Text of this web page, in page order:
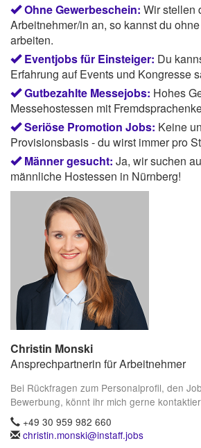
Ohne Gewerbeschein: Wir stellen
Arbeitnehmer/in an, so kannst du
arbeiten.
Eventjobs für Einsteiger: Du
Erfahrung auf Events und Kongresse
Gutbezahlte Messejobs: Hohes
Messehostessen mit
Seriöse Promotion Jobs: Keine
Provisionsbasis - du wirst immer pro
Männer gesucht: Ja, wir suchen
männliche Hostessen in Nürnberg!
Christin Monski
Ansprechpartnerin für Arbeitnehmer
Bei Rückfragen zum Personalprofil, den
Bewerbung, könnt ihr mich gerne
+49 30 959 982 660
christin.monski@instaff.jobs